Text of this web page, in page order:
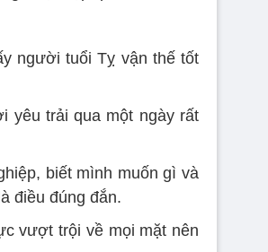
người tuổi Tỵ vận thế tốt
yêu trải qua một ngày rất
biết mình muốn gì và
điều đúng đắn.
vượt trội về mọi mặt nên